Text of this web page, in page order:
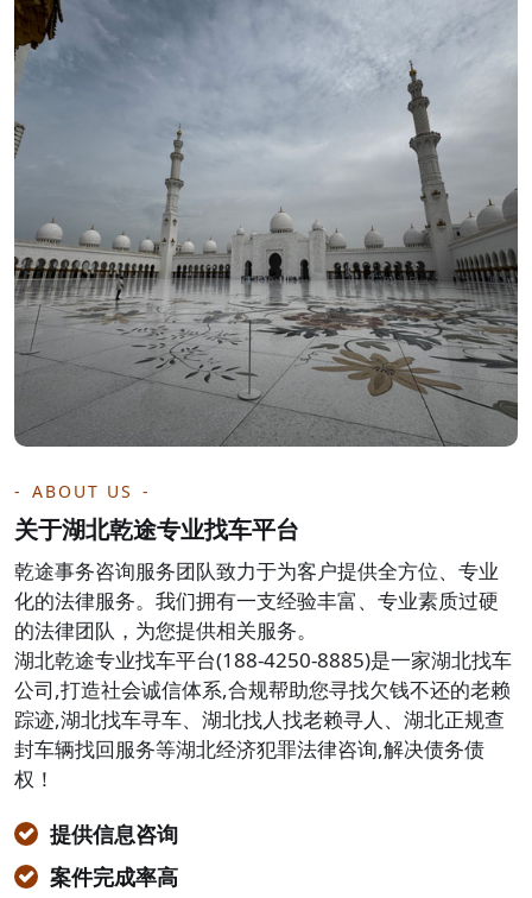
ABOUT US
关于湖北乾途专业找车平台
乾途事务咨询服务团队致力于为客户提供全方位、专业
化的法律服务。我们拥有一支经验丰富、专业素质过硬
的法律团队，为您提供相关服务。
湖北乾途专业找车平台(188-4250-8885)是一家湖北找车
公司,打造社会诚信体系,合规帮助您寻找欠钱不还的老赖
踪迹,湖北找车寻车、湖北找人找老赖寻人、湖北正规查
封车辆找回服务等湖北经济犯罪法律咨询,解决债务债
权！
提供信息咨询
案件完成率高